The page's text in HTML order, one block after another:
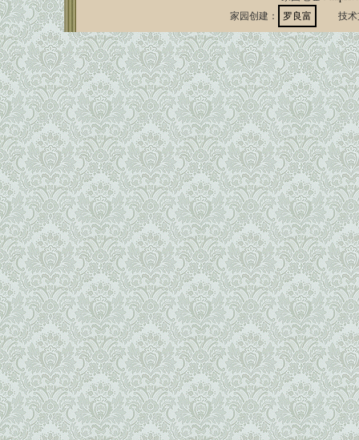
家园创建：
罗良富 技术